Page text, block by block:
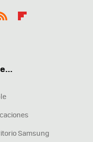
Samsung